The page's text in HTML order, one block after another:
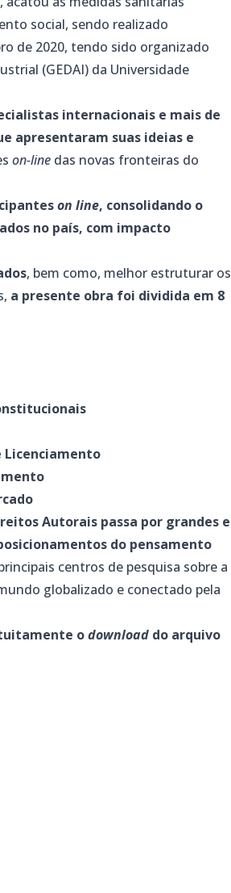
social, sendo realizado
de 2020, tendo sido organizado
(GEDAI) da Universidade
internacionais e mais de
apresentaram suas ideias e
on-line das novas fronteiras do
on line, consolidando o
no país, com impacto
, bem como, melhor estruturar os
a presente obra foi dividida em 8
Autorais passa por grandes e
do pensamento
centros de pesquisa sobre a
globalizado e conectado pela
odownload do arquivo